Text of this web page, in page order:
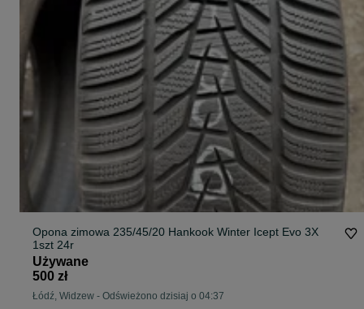
Opona zimowa 235/45/20 Hankook Winter Icept Evo 3X
1szt 24r
Używane
500 zł
Łódź, Widzew - Odświeżono dzisiaj o 04:37